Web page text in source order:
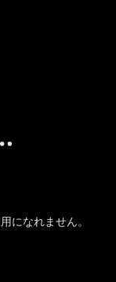
になれません。